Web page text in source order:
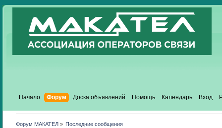
Начало Форум Доска объявлений Помощь Календарь Вход
Форум МАКАТЕЛ » Последние сообщения